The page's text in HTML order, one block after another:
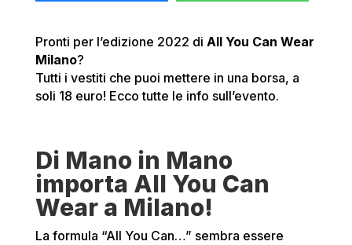
Pronti per l’edizione 2022 di All You Can Wear
Milano?
Tutti i vestiti che puoi mettere in una borsa, a
soli 18 euro! Ecco tutte le info sull’evento.
Di Mano in Mano
importa All You Can
Wear a Milano!
La formula “All You Can…” sembra essere